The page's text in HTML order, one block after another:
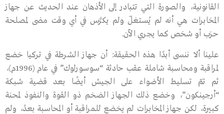
القانونية، والصورة التي تتبادر إلى الأذهان عند الحديث عن جهاز
المخابرات هي أنه لم يُستغلّ ولم يكرَّس في أي وقت مضى لمصلحة
حزب أو شخص كما يجري الآن.
علينا ألا ننسى أبدًا هذه الحقيقة: أن جهاز الشرطة في تركيا خضع
لمراقبة ومحاسبة شاملة عقب حادثة “سوسورلوك” في عام (1996م)،
ثم تمّ تسليط الأضواء على الجيش أيضًا بعد قضية شبكة
“أرجينكون”، وخضع ذلك الجهاز الضخم ذو القوة والنفوذ لمحنة
كبيرة، لكن جهاز المخابرات لم يخضع للمراقبة أو المحاسبة بعدُ، ولم